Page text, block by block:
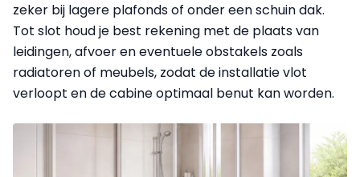
zeker bij lagere plafonds of onder een schuin dak.
Tot slot houd je best rekening met de plaats van
leidingen, afvoer en eventuele obstakels zoals
radiatoren of meubels, zodat de installatie vlot
verloopt en de cabine optimaal benut kan worden.